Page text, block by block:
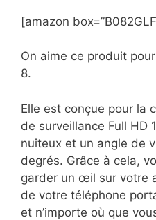
[amazon
On aime ce produit
8.
Elle est conçue pour la
de surveillance Full HD
nuiteux et un angle de
degrés. Grâce à cela,
garder un œil sur votre
de votre téléphone
et n’importe où que